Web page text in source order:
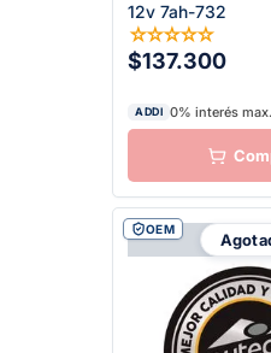
12v 7ah-732
☆☆☆☆☆
$137.300
ADDI 0% interés
OEM